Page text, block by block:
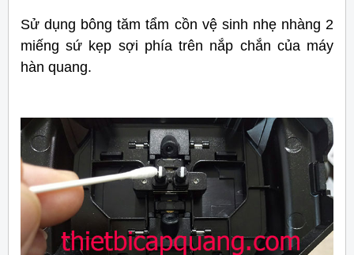
Sử dụng bông tăm tẩm cồn vệ sinh nhẹ nhàng 2
miếng sứ kẹp sợi phía trên nắp chắn của máy
hàn quang.